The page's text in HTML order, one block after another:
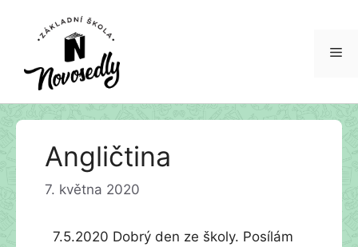
Přeskočit
Angličtina
7. května 2020
7.5.2020 Dobrý den ze školy. Posílám